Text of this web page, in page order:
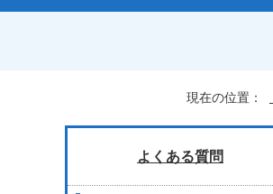
現在の位置：
よくある質問